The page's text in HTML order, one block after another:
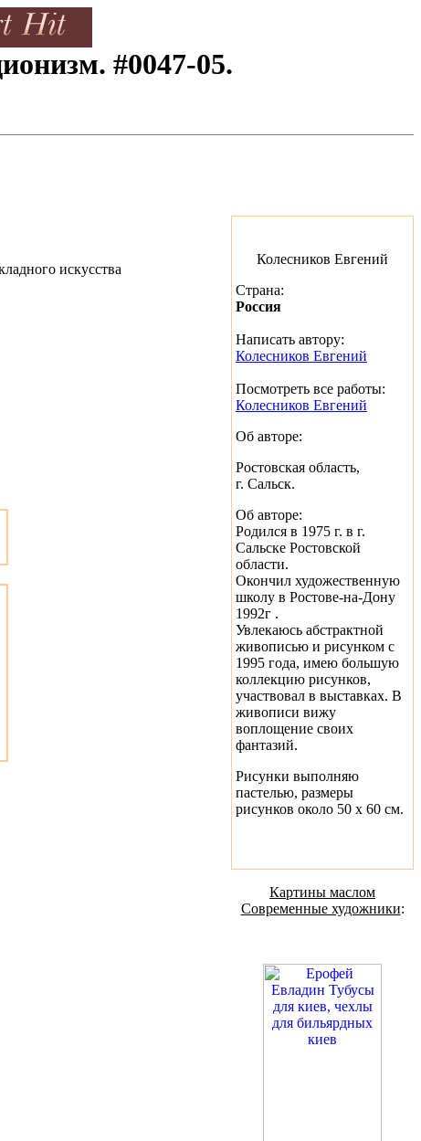
#0047-05.
Колесников Евгений
Страна:
Россия
Написать автору:
Колесников Евгений
Посмотреть все работы:
Колесников Евгений
Об авторе:
Ростовская область,
г. Сальск.
Об авторе:
Родился в 1975 г. в г.
Сальске Ростовской
области.
Окончил художественную
школу в Ростове-на-Дону
1992г .
Увлекаюсь абстрактной
живописью и рисунком с
1995 года, имею большую
коллекцию рисунков,
участвовал в выставках. В
живописи вижу
воплощение своих
фантазий.
Рисунки выполняю
пастелью, размеры
рисунков около 50 х 60 см.
Картины маслом
Современные художники: